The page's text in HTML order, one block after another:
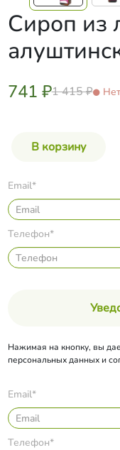
Сироп из
741 ₽1 415 ₽
Email*
Телефон*
Нажимая на кнопку, вы
персональных данных и
Email*
Телефон*